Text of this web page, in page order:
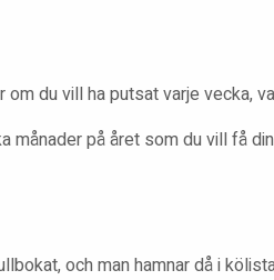
du vill ha putsat varje vecka,
på året som du vill få
och man hamnar då i